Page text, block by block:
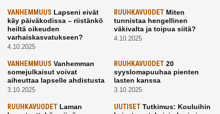
VANHEMMUUS Lapseni eivät
käy päiväkodissa – riistänkö
heiltä oikeuden
varhaiskasvatukseen?
4.10.2025
RUUHKAVUODETMiten
tunnistaa hengellinen
väkivalta ja toipua siitä?
4.10.2025
VANHEMMUUS Vanhemman
somejulkaisut voivat
aiheuttaa lapselle ahdistusta
3.10.2025
RUUHKAVUODET20
syyslomapuuhaa pienten
lasten kanssa
3.10.2025
RUUHKAVUODET Laman
UUTISETTutkimus: Kouluihin